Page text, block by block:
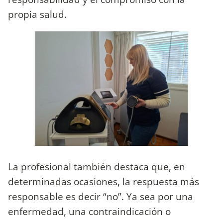
propia salud.
La profesional también destaca que, en
determinadas ocasiones, la respuesta más
responsable es decir “no”. Ya sea por una
enfermedad, una contraindicación o